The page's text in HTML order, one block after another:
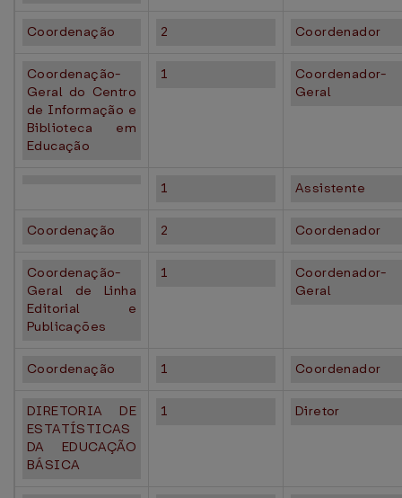
Coordenação 2 Coordenador
Coordenação-
Geral do Centro
de Informação e
Biblioteca em
Educação
1
Coordenador-
Geral
1 Assistente
Coordenação 2 Coordenador
Coordenação-
Geral de Linha
Editorial e
Publicações
1
Coordenador-
Geral
Coordenação 1 Coordenador
DIRETORIA DE
ESTATÍSTICAS
DA EDUCAÇÃO
BÁSICA
1 Diretor